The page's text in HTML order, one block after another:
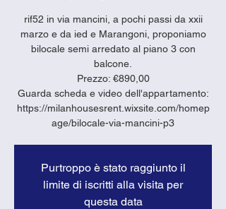
rif52 in via mancini, a pochi passi da xxii
marzo e da ied e Marangoni, proponiamo
bilocale semi arredato al piano 3 con
balcone.
Prezzo: €890,00
Guarda scheda e video dell'appartamento:
https://milanhousesrent.wixsite.com/homep
age/bilocale-via-mancini-p3
Purtroppo è stato raggiunto il
limite di iscritti alla visita per
questa data